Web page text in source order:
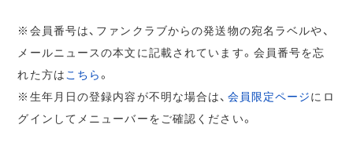
※会員番号は、ファンクラブからの発送物の宛名ラベルや、
メールニュースの本文に記載されています。会員番号を忘
れた方は こちら。
※生年月日の登録内容が不明な場合は、 会員限定ページにロ
グインしてメニューバーをご確認ください。